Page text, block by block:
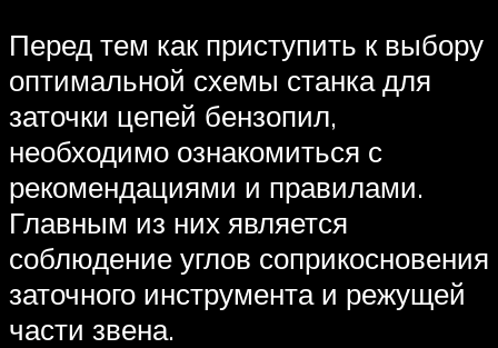
Перед тем как приступить к выбору
оптимальной схемы станка для
заточки цепей бензопил,
необходимо ознакомиться с
рекомендациями и правилами.
Главным из них является
соблюдение углов соприкосновения
заточного инструмента и режущей
части звена.